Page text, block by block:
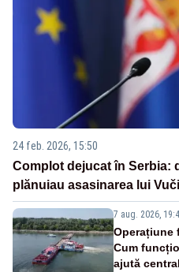
24 feb. 2026, 15:50
Complot dejucat în Serbia:
plănuiau asasinarea lui
7 aug. 2026,
Operațiune
Cum
ajută